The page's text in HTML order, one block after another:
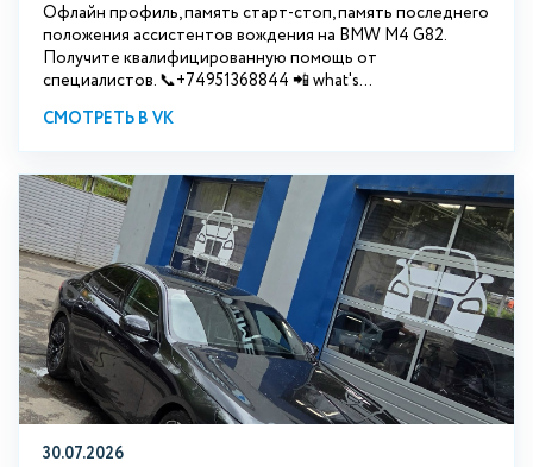
Офлайн профиль, память старт-стоп, память последнего
положения ассистентов вождения на BMW М4 G82.
Получите квалифицированную помощь от
специалистов. 📞+74951368844 📲 what's...
СМОТРЕТЬ В VK
30.07.2026